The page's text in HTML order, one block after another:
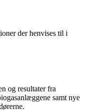
der henvises til i
og resultater fra
samt nye